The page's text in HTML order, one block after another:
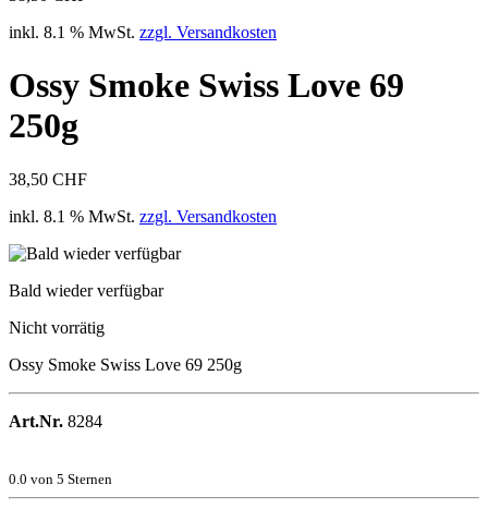
inkl. 8.1 % MwSt. zzgl. Versandkosten
Ossy Smoke Swiss Love 69
250g
38,50 CHF
inkl. 8.1 % MwSt. zzgl. Versandkosten
Bald wieder verfügbar
Nicht vorrätig
Ossy Smoke Swiss Love 69 250g
Art.Nr. 8284
0.0 von 5 Sternen